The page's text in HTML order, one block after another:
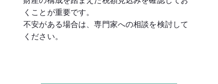
くことが重要です。
不安がある場合は、専門家への相談を検討して
ください。